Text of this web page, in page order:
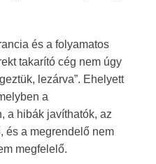
és a folyamatos
takarító cég nem úgy
lezárva”. Ehelyett
a
a hibák javíthatók, az
és a megrendelő nem
megfelelő.